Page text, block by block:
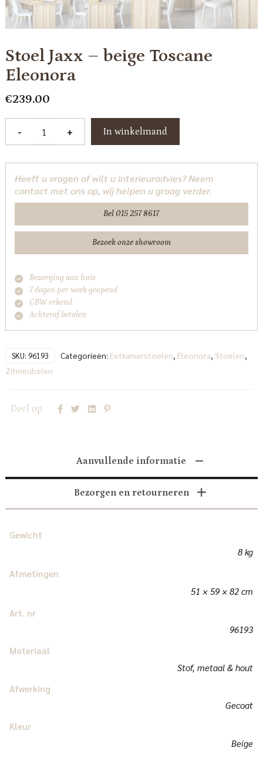
Stoel Jaxx – beige Toscane
Eleonora
€239.00
-
beige
Toscane
Eleonora
+ In winkelmand
Heeft u vragen of wilt u interieuradvies? Neem
contact met ons op, wij helpen u graag verder.
Bel 015 257 8617
Bezoek onze showroom
Bezorging aan huis
7 dagen per week geopend
CBW erkend
Achteraf betalen
SKU: 96193 Categorieën: Eetkamerstoelen, Eleonora, Stoelen,
Zitmeubelen
Deel op
Aanvullende informatie
Bezorgen en retourneren
Gewicht
8 kg
Afmetingen
51 × 59 × 82 cm
Art. nr
96193
Materiaal
Stof, metaal & hout
Afwerking
Gecoat
Kleur
Beige